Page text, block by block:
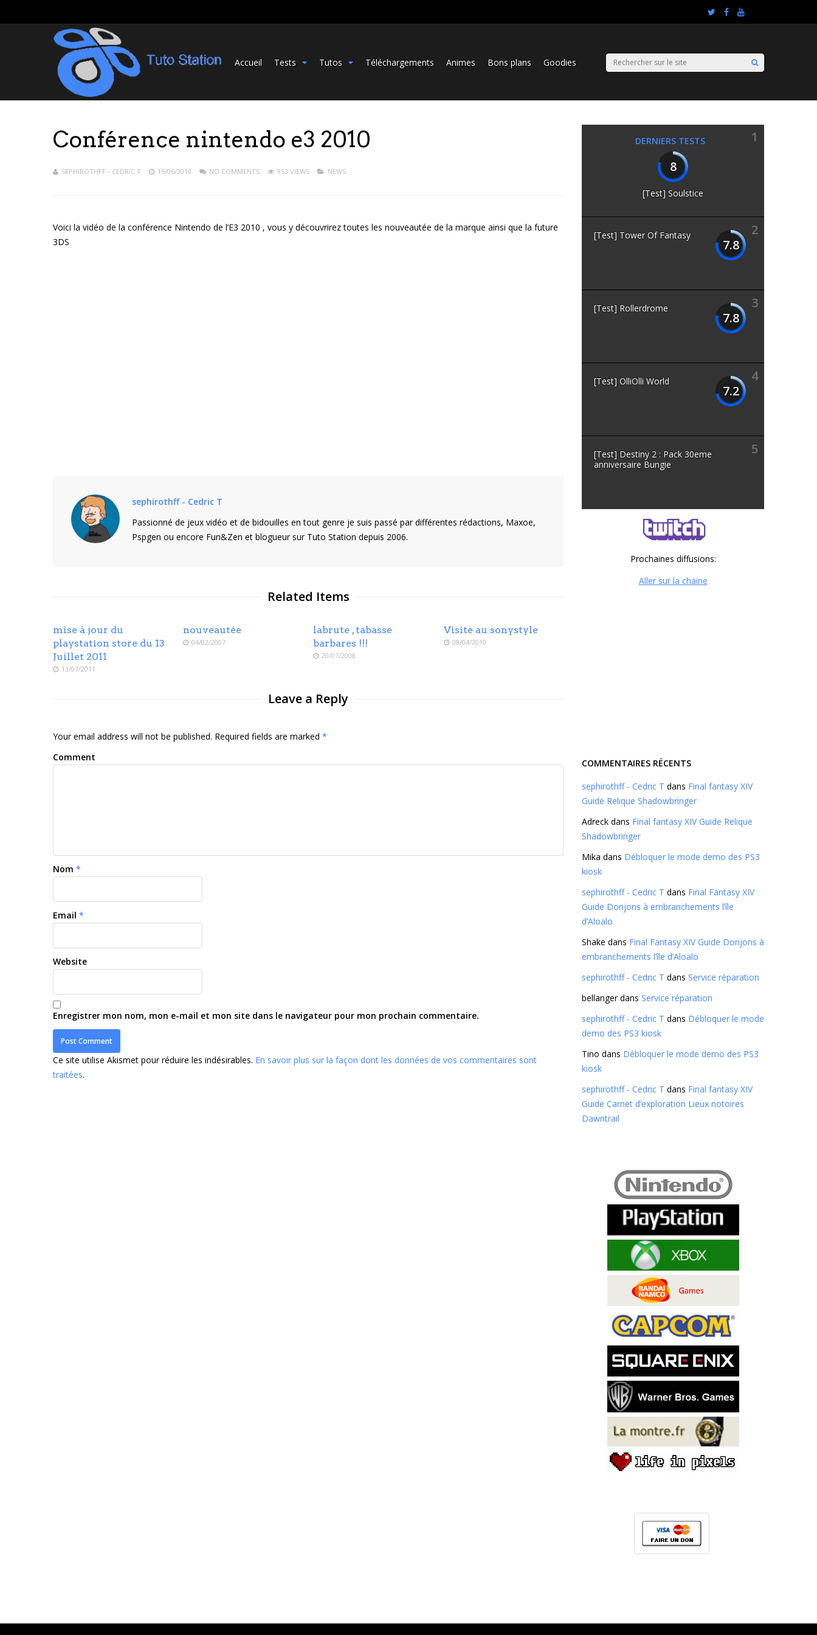
Accueil Tests Tutos Téléchargements Animes Bons plans Goodies
Conférence nintendo e3 2010
SEPHIROTHFF - CEDRIC T 16/06/2010 NO COMMENTS 953 VIEWS NEWS
Voici la vidéo de la conférence Nintendo de l’E3 2010 , vous y découvrirez toutes les nouveautée de la marque ainsi que la future
3DS
sephirothff - Cedric T
Passionné de jeux vidéo et de bidouilles en tout genre je suis passé par différentes rédactions, Maxoe,
Pspgen ou encore Fun&Zen et blogueur sur Tuto Station depuis 2006.
Related Items
mise à jour du
playstation store du 13
Juillet 2011
13/07/2011
nouveautée
04/02/2007
labrute , tabasse
barbares !!!
20/07/2008
Visite au sonystyle
08/04/2010
Leave a Reply
Your email address will not be published. Required fields are marked *
Comment
Nom *
Email *
Website
Enregistrer mon nom, mon e-mail et mon site dans le navigateur pour mon prochain commentaire.
Ce site utilise Akismet pour réduire les indésirables. En savoir plus sur la façon dont les données de vos commentaires sont
traitées.
DERNIERS TESTS
1
8
[Test] Soulstice
2
7.8
[Test] Tower Of Fantasy
3
7.8
[Test] Rollerdrome
4
7.2
[Test] OlliOlli World
5
[Test] Destiny 2 : Pack 30eme
anniversaire Bungie
Prochaines diffusions:
Aller sur la chaine
COMMENTAIRES RÉCENTS
sephirothff - Cedric T dans Final fantasy XIV
Guide Relique Shadowbringer
Adreck dans Final fantasy XIV Guide Relique
Shadowbringer
Mika dans Débloquer le mode demo des PS3
kiosk
sephirothff - Cedric T dans Final Fantasy XIV
Guide Donjons à embranchements l’île
d’Aloalo
Shake dans Final Fantasy XIV Guide Donjons à
embranchements l’île d’Aloalo
sephirothff - Cedric T dans Service réparation
bellangerdans Service réparation
sephirothff - Cedric T dans Débloquer le mode
demo des PS3 kiosk
Tino dans Débloquer le mode demo des PS3
kiosk
sephirothff - Cedric T dans Final fantasy XIV
Guide Carnet d’exploration Lieux notoires
Dawntrail